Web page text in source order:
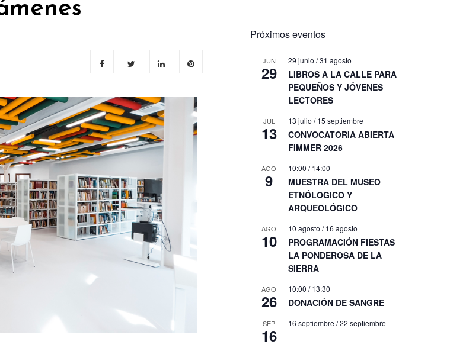
Próximos eventos
JUN
29
29 junio /31 agosto
LIBROS A LA CALLE PARA
PEQUEÑOS Y JÓVENES
LECTORES
JUL
13
13 julio /15 septiembre
CONVOCATORIA ABIERTA
FIMMER 2026
AGO
9
10:00 /14:00
MUESTRA DEL MUSEO
ETNÓLOGICO Y
ARQUEOLÓGICO
AGO
10
10 agosto /16 agosto
PROGRAMACIÓN FIESTAS
LA PONDEROSA DE LA
SIERRA
AGO
26
10:00 /13:30
DONACIÓN DE SANGRE
SEP
16
16 septiembre /22 septiembre